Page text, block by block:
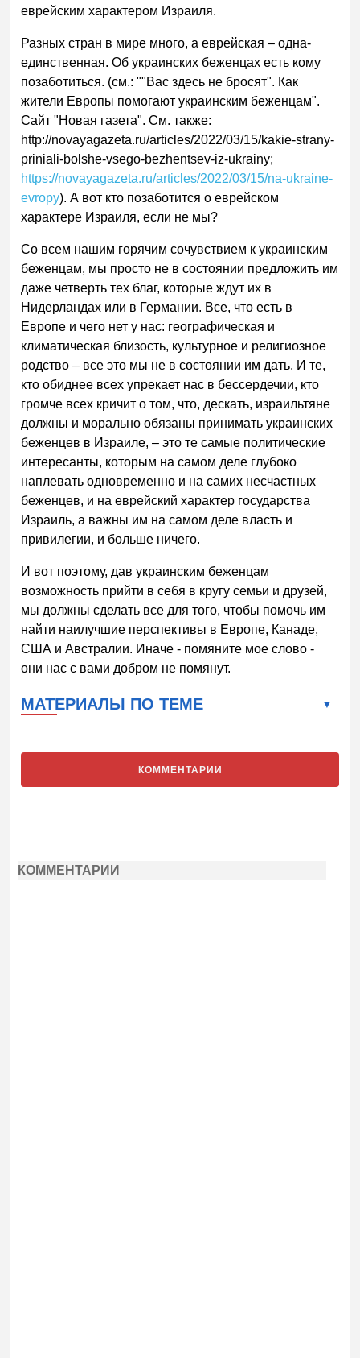
еврейским характером Израиля.
Разных стран в мире много, а еврейская – одна-
единственная. Об украинских беженцах есть кому
позаботиться. (см.: ""Вас здесь не бросят". Как
жители Европы помогают украинским беженцам".
Сайт "Новая газета". См. также:
http://novayagazeta.ru/articles/2022/03/15/kakie-strany-
priniali-bolshe-vsego-bezhentsev-iz-ukrainy;
https://novayagazeta.ru/articles/2022/03/15/na-ukraine-
evropy). А вот кто позаботится о еврейском
характере Израиля, если не мы?
Со всем нашим горячим сочувствием к украинским
беженцам, мы просто не в состоянии предложить им
даже четверть тех благ, которые ждут их в
Нидерландах или в Германии. Все, что есть в
Европе и чего нет у нас: географическая и
климатическая близость, культурное и религиозное
родство – все это мы не в состоянии им дать. И те,
кто обиднее всех упрекает нас в бессердечии, кто
громче всех кричит о том, что, дескать, израильтяне
должны и морально обязаны принимать украинских
беженцев в Израиле, – это те самые политические
интересанты, которым на самом деле глубоко
наплевать одновременно и на самих несчастных
беженцев, и на еврейский характер государства
Израиль, а важны им на самом деле власть и
привилегии, и больше ничего.
И вот поэтому, дав украинским беженцам
возможность прийти в себя в кругу семьи и друзей,
мы должны сделать все для того, чтобы помочь им
найти наилучшие перспективы в Европе, Канаде,
США и Австралии. Иначе - помяните мое слово -
они нас с вами добром не помянут.
МАТЕРИАЛЫ ПО ТЕМЕ
КОММЕНТАРИИ
КОММЕНТАРИИ